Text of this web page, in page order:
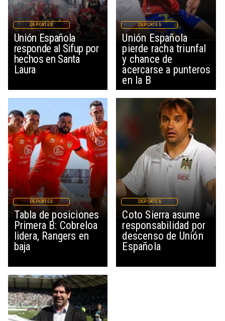
Unión Española
responde al Sifup por
hechos en Santa
Laura
DEPORTES
Unión Española
pierde racha triunfal
y chance de
acercarse a punteros
en la B
DEPORTES
Tabla de posiciones
Primera B: Cobreloa
lidera, Rangers en
baja
DEPORTES
Coto Sierra asume
responsabilidad por
descenso de Unión
Española
DEPORTES